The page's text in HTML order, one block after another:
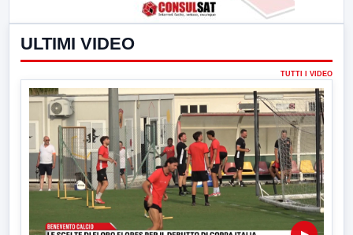
ULTIMI VIDEO
TUTTI I VIDEO